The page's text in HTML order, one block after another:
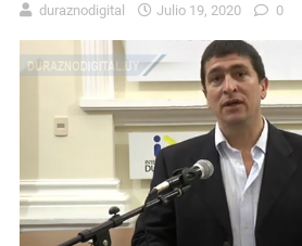
duraznodigital Julio 19, 2020 0